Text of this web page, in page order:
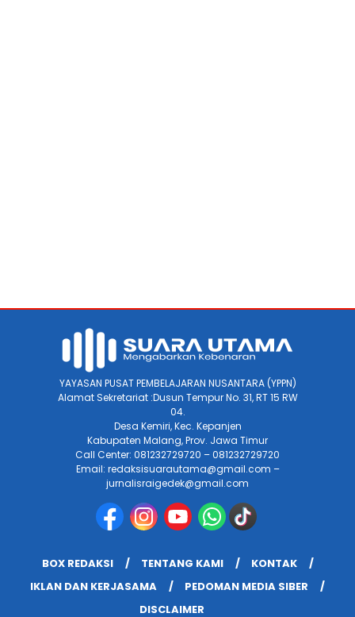
YAYASAN PUSAT PEMBELAJARAN NUSANTARA (YPPN)
Alamat Sekretariat :Dusun Tempur No. 31, RT 15 RW
04.
Desa Kemiri, Kec. Kepanjen
Kabupaten Malang, Prov. Jawa Timur
Call Center: 081232729720 – 081232729720
Email: redaksisuarautama@gmail.com –
jurnalisraigedek@gmail.com
BOX REDAKSI TENTANG KAMI
KONTAK
IKLAN DAN KERJASAMA
PEDOMAN MEDIA SIBER
DISCLAIMER